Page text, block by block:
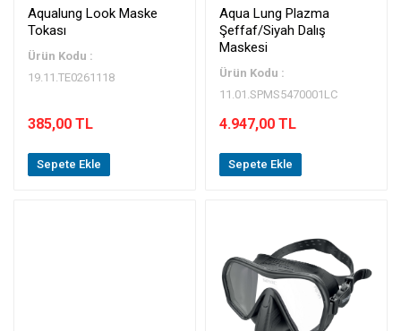
Aqualung Look Maske
Tokası
Ürün Kodu :
19.11.TE0261118
385,00 TL
Sepete Ekle
Aqua Lung Plazma
Şeffaf/Siyah Dalış
Maskesi
Ürün Kodu :
11.01.SPMS5470001LC
4.947,00 TL
Sepete Ekle